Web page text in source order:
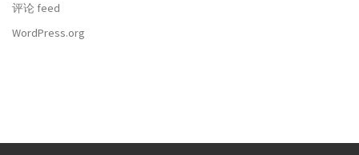
评论 feed
WordPress.org